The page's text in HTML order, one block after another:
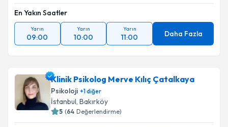
En Yakın Saatler
Yarın
09:00
Yarın
10:00
Yarın
11:00 Daha Fazla
Klinik Psikolog Merve Kılıç Çatalkaya
Psikoloji +1diğer
İstanbul, Bakırköy
5 (64 Değerlendirme)